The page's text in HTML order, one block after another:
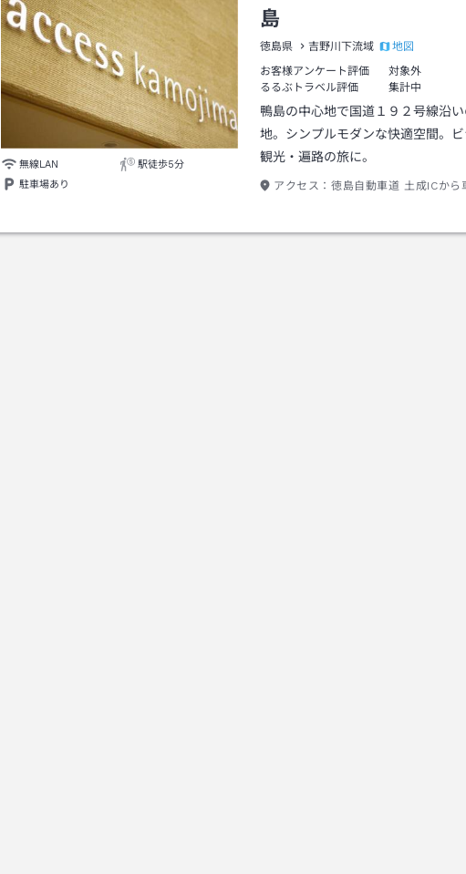
無線LAN
駅徒歩5分
駐車場あり
島
徳島県 吉野川下流域
地図
お客様アンケート評価
対象外
るるぶトラベル評価
集計中
鴨島の中心地で国道１９２号線沿
地。シンプルモダンな快適空間。ビ
観光・遍路の旅に。
アクセス： 徳島自動車道 土成ICから